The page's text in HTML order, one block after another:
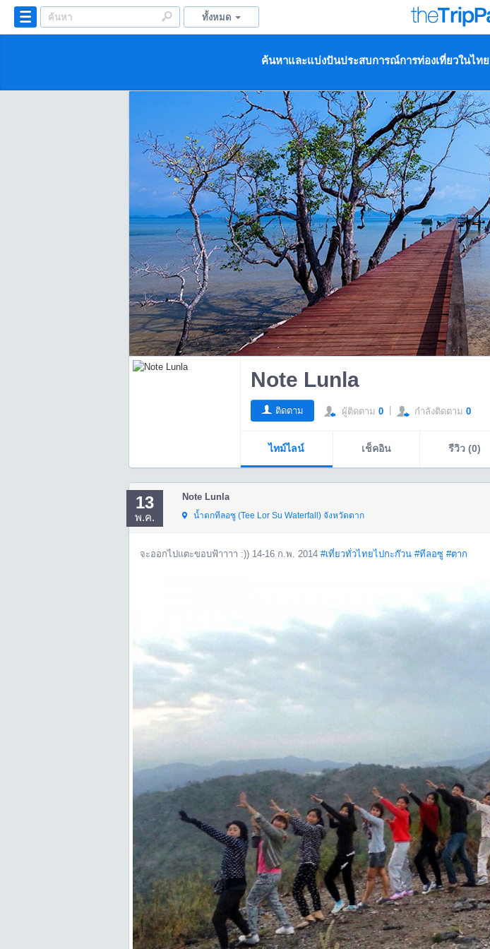
ทั้งหมด
ค้นหาและแบ่งปันประสบการณ์การท่องเที่ยวในไทย
Note Lunla
ติดตาม ผู้ติดตาม 0| กำลังติดตาม 0
ไทม์ไลน์ เช็คอิน รีวิว (0)
13
พ.ค.
Note Lunla
น้ำตกทีลอซู (Tee Lor Su Waterfall)จังหวัดตาก
จะออกไปแตะขอบฟ้าาาา :)) 14-16 ก.พ. 2014 #เที่ยวทั่วไทยไปกะก๊วน #ทีลอซู #ตาก